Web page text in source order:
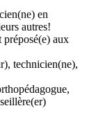
en
autres!
préposé(e) aux
technicien(ne),